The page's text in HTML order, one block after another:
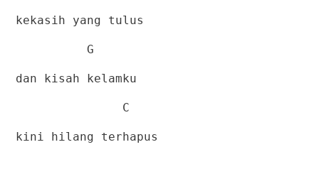
kekasih yang tulus
G
dan kisah kelamku
C
kini hilang terhapus